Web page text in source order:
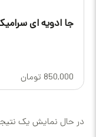
جا ادویه ای سرامیکی 9
850,000 تومان
در حال نمایش یک